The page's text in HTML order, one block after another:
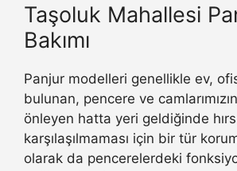
Taşoluk Mahallesi
Bakımı
Panjur modelleri genellikle ev,
bulunan, pencere ve
önleyen hatta yeri geldiğinde
karşılaşılmaması için bir tür
olarak da pencerelerdeki